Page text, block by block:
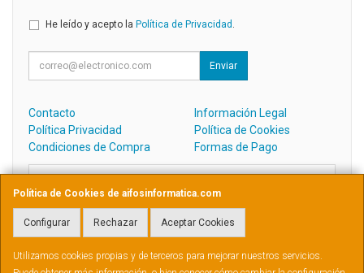
Política de Cookies de aifosinformatica.com
Configurar Rechazar Aceptar Cookies
Utilizamos cookies propias y de terceros para mejorar nuestros servicios.
He leído y acepto la Política de Privacidad
Enviar
Contacto
Información Legal
Política Privacidad
Política de Cookies
Condiciones de Compra
Formas de Pago
Contacto
admin@aifosinformatica.com